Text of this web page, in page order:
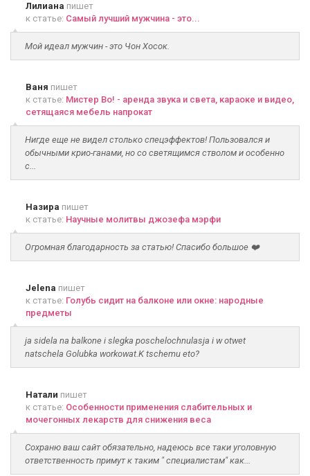
Лилиана пишет
к статье: Самый лучший мужчина - это...
Мой идеал мужчин - это Чон Хосок.
Ваня пишет
к статье: Мистер Во! - аренда звука и света, караоке и видео,
сетящаяся мебель напрокат
Нигде еще не видел столько спецэффектов! Пользовался и
обычными крио-ганами, но со светящимся стволом и особенно
с...
Назира пишет
к статье: Научные молитвы джозефа мэрфи
Огромная благодарность за статью! Спасибо большое ❤️
Jelena пишет
к статье: Голубь сидит на балконе или окне: народные
предметы
ja sidela na balkone i slegka poschelochnulasja i w otwet
natschela Golubka workowat.K tschemu eto?
Натали пишет
к статье: Особенности применения слабительных и
мочегонных лекарств для снижения веса
Сохраню ваш сайт обязательно, надеюсь все таки уголовную
ответственность примут к таким " специалистам" как...